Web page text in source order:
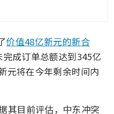
价值48亿新元的新合
成订单总额达到345亿
元将在今年剩余时间内
其目前评估，中东冲突